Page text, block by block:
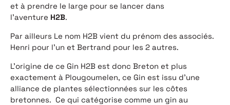
et à prendre le large pour se lancer dans
l’aventure H2B.
Par ailleurs Le nom H2B vient du prénom des associés.
Henri pour l’un et Bertrand pour les 2 autres.
L’origine de ce Gin H2B est donc Breton et plus
exactement à Plougoumelen, ce Gin est issu d’une
alliance de plantes sélectionnées sur les côtes
bretonnes. Ce qui catégorise comme un gin au